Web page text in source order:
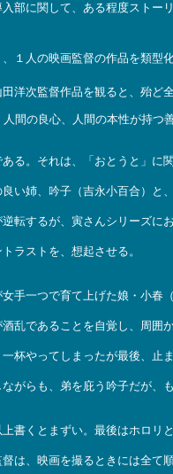
部に関して、ある程度ストー
１人の映画監督の作品を類型
洋次監督作品を観ると、殆ど
人間の良心、人間の本性が持つ
る。それは、「おとうと」に
い姉、吟子（吉永小百合）と
転するが、寅さんシリーズに
ラストを、想起させる。
女手一つで育て上げた娘・小春
酒乱であることを自覚し、周囲
杯やってしまったが最後、止
ながらも、弟を庇う吟子だが、
書くとまずい。最後はホロリ
督は、映画を撮るときには全て